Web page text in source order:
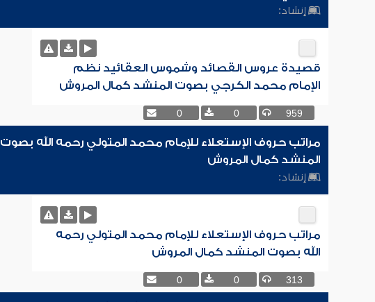
إنشاد:
قصيدة عروس القصائد وشموس العقائيد نظم
الإمام محمد الكرجي بصوت المنشد كمال المروش
959
0
0
مراتب حروف الإستعلاء للإمام محمد المتولي رحمه الله بصوت
المنشد كمال المروش
إنشاد:
مراتب حروف الإستعلاء للإمام محمد المتولي رحمه
الله بصوت المنشد كمال المروش
313
0
0